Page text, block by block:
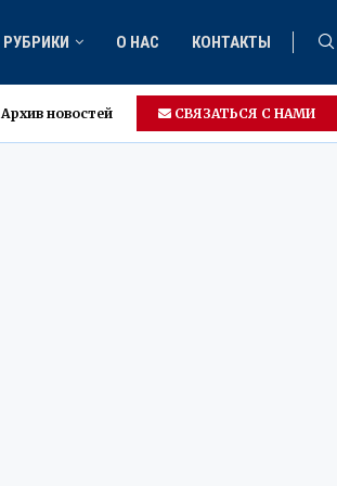
РУБРИКИ О НАС КОНТАКТЫ
Архив новостей СВЯЗАТЬСЯ С НАМИ